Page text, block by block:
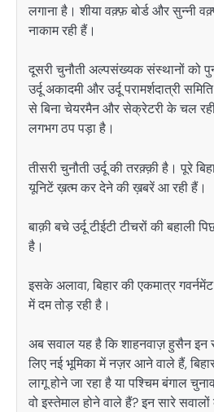
लगाना है। शीया वक़्फ़ बोर्ड और सुन्नी
नाकाम रही हैं।
दूसरी चुनौती अल्पसंख्यक संस्थानों को
उर्दू अकादमी और उर्दू परामर्शदात्री
से बिना चेयरमैन और सेक्रेटरी के चल
लगभग ठप पड़ा है।
तीसरी चुनौती उर्दू की तरक़्क़ी है। पूरे
यूनिटें ख़त्म कर देने की ख़बरें आ रही हैं।
बाक़ी बचे उर्दू टीईटी टीचरों की बहाली
है।
इसके अलावा, बिहार की एकमात्र
में दम तोड़ रही है।
अब सवाल यह है कि शाहनवाज़ हुसैन
लिए नई भूमिका में नज़र आने वाले हैं,
लागू होने जा रहा है या पश्चिम बंगाल
वो इस्तेमाल होने वाले हैं? इन सारे